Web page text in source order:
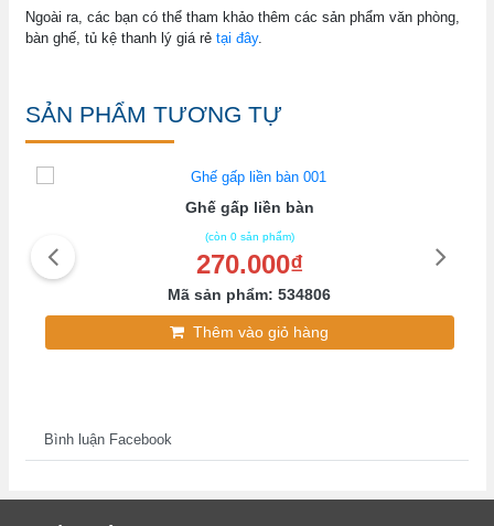
Ngoài ra, các bạn có thể tham khảo thêm các sản phẩm văn phòng,
bàn ghế, tủ kệ thanh lý giá rẻ tại đây.
SẢN PHẨM TƯƠNG TỰ
Ghế gấp liền bàn
(còn 0 sản phẩm)
270.000₫
Mã sản phẩm: 534806
Thêm vào giỏ hàng
Bình luận Facebook